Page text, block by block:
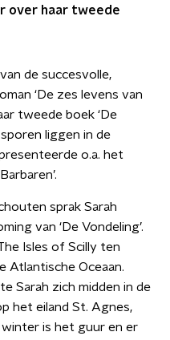
over haar tweede
de succesvolle,
‘De zes levens van
tweede boek ‘De
liggen in de
o.a. het
sprak Sarah
van ‘De Vondeling’.
Isles of Scilly ten
Atlantische Oceaan.
Sarah zich midden in de
het eiland St. Agnes,
is het guur en er